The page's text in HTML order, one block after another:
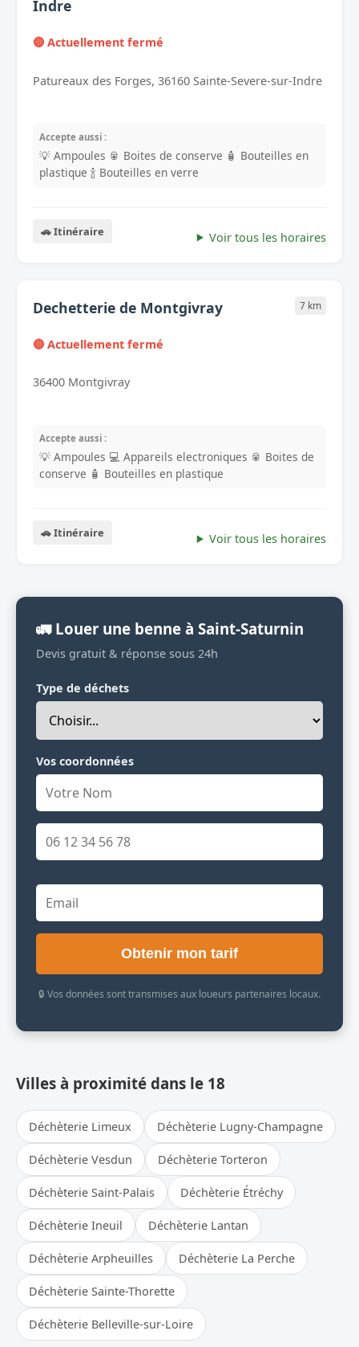
Indre
🔴 Actuellement fermé
Patureaux des Forges, 36160 Sainte-Severe-sur-Indre
Accepte aussi :
💡 Ampoules 🥫 Boites de conserve 🧴 Bouteilles en
plastique 🍾 Bouteilles en verre
🚗 Itinéraire Voir tous les horaires
Dechetterie de Montgivray 7 km
🔴 Actuellement fermé
36400 Montgivray
Accepte aussi :
💡 Ampoules 💻 Appareils electroniques 🥫 Boites de
conserve 🧴 Bouteilles en plastique
🚗 Itinéraire Voir tous les horaires
🚛 Louer une benne à Saint-Saturnin
Devis gratuit & réponse sous 24h
Type de déchets
Vos coordonnées
Obtenir mon tarif
🔒 Vos données sont transmises aux loueurs partenaires locaux.
Villes à proximité dans le 18
Déchèterie Limeux Déchèterie Lugny-Champagne
Déchèterie Vesdun Déchèterie Torteron
Déchèterie Saint-Palais Déchèterie Étréchy
Déchèterie Ineuil Déchèterie Lantan
Déchèterie Arpheuilles Déchèterie La Perche
Déchèterie Sainte-Thorette
Déchèterie Belleville-sur-Loire